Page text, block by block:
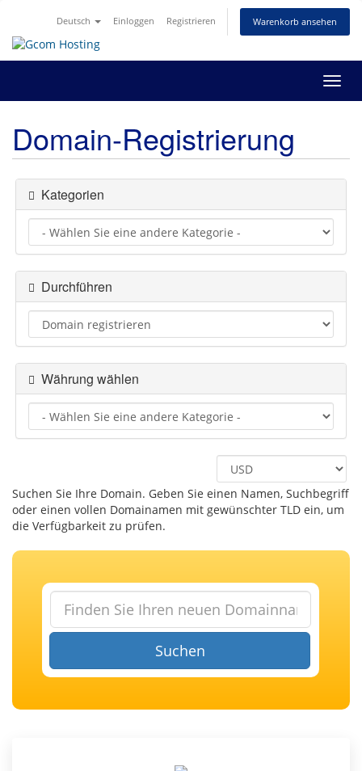
Deutsch Einloggen Registrieren Warenkorb ansehen
ein-/
Domain-Registrierung
Kategorien
Durchführen
Währung wählen
Suchen Sie Ihre Domain. Geben Sie einen Namen, Suchbegriff
oder einen vollen Domainamen mit gewünschter TLD ein, um
die Verfügbarkeit zu prüfen.
Suchen